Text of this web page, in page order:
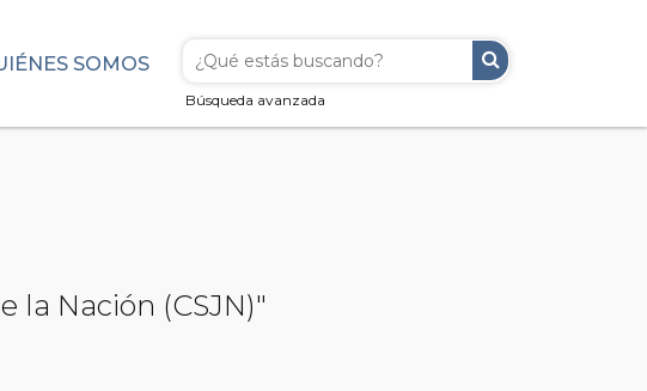
Búsqueda avanzada
SOMOS
la Nación (CSJN)"